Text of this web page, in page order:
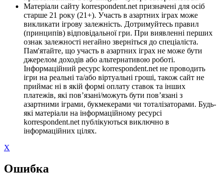
Матеріали сайту korrespondent.net призначені для осіб
старше 21 року (21+). Участь в азартних іграх може
викликати ігрову залежність. Дотримуйтесь правил
(принципів) відповідальної гри. При виявленні перших
ознак залежності негайно зверніться до спеціаліста.
Пам'ятайте, що участь в азартних іграх не може бути
джерелом доходів або альтернативою роботі.
Інформаційний ресурс korrespondent.net не проводить
ігри на реальні та/або віртуальні гроші, також сайт не
приймає ні в якій формі оплату ставок та інших
платежів, які пов’язані/можуть бути пов’язані з
азартними іграми, букмекерами чи тоталізаторами. Будь-
які матеріали на інформаційному ресурсі
korrespondent.net публікуються виключно в
інформаційних цілях.
X
Ошибка